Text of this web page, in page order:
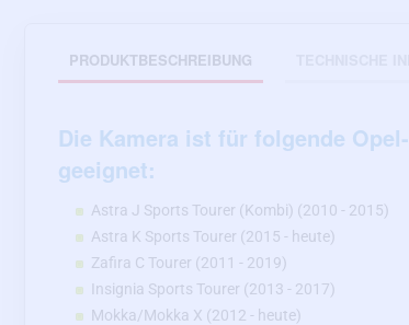
PRODUKTBESCHREIBUNG
Die Kamera ist für folgende
geeignet:
Astra J Sports Tourer (Kombi) (2010 - 2015)
Astra K Sports Tourer (2015 - heute)
Zafira C Tourer (2011 - 2019)
Insignia Sports Tourer (2013 - 2017)
Mokka/Mokka X (2012 - heute)